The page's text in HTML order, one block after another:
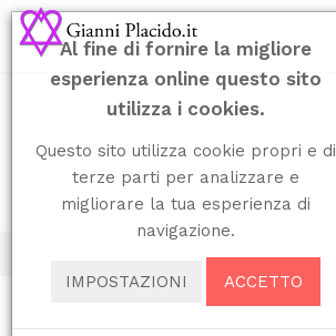
Didattica Corsi
Seleziona la tua lingua
Al fine di fornire la migliore
esperienza online questo sito
utilizza i cookies.
Questo sito utilizza cookie propri e di
terze parti per analizzare e
migliorare la tua esperienza di
navigazione.
IMPOSTAZIONI ACCETTO